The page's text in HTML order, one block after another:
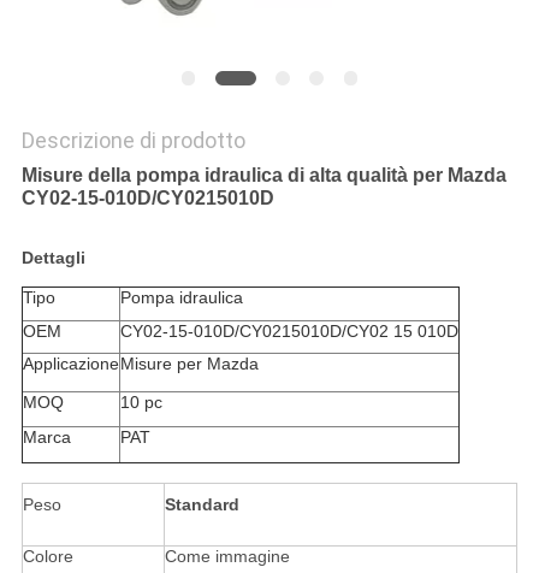
Descrizione di prodotto
Misure della pompa idraulica di alta qualità per Mazda
CY02-15-010D/CY0215010D
Dettagli
Tipo
Pompa idraulica
OEM
CY02-15-010D/CY0215010D/CY02 15 010D
ApplicazioneMisure per Mazda
MOQ
10 pc
Marca
PAT
Peso Standard
Colore Come immagine